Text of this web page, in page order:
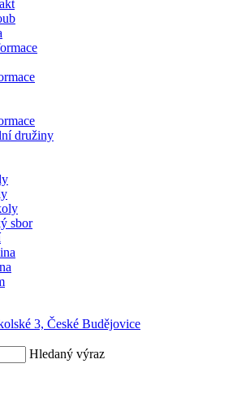
družiny
sbor
3, České Budějovice
Hledaný výraz